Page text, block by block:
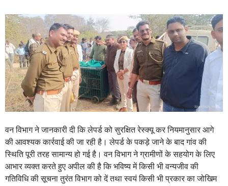
वन विभाग ने जानकारी दी कि लेपर्ड को सुरक्षित रेस्क्यू कर नियमानुसार आगे
की आवश्यक कार्रवाई की जा रही है। लेपर्ड के पकड़े जाने के बाद गांव की
स्थिति पूरी तरह सामान्य हो गई है। वन विभाग ने ग्रामीणों के सहयोग के लिए
आभार व्यक्त करते हुए अपील की है कि भविष्य में किसी भी वन्यजीव की
गतिविधि की सूचना तुरंत विभाग को दें तथा स्वयं किसी भी प्रकार का जोखिम